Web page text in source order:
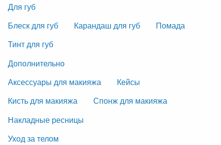
Для губ
Блеск для губ
Карандаш для губ
Помада
Тинт для губ
Дополнительно
Аксессуары для макияжа
Кейсы
Кисть для макияжа
Спонж для макияжа
Накладные ресницы
Уход за телом